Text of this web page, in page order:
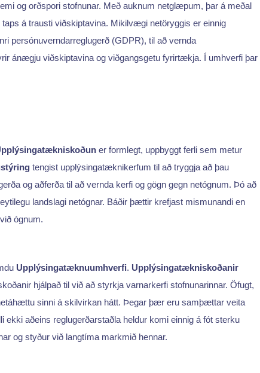
og orðspori stofnunar. Með auknum netglæpum, þar á meðal
á trausti viðskiptavina. Mikilvægi netöryggis er einnig
persónuverndarreglugerð (GDPR), til að vernda
ánægju viðskiptavina og viðgangsgetu fyrirtækja. Í umhverfi þar
er formlegt, uppbyggt ferli sem metur
tengist upplýsingatæknikerfum til að tryggja að þau
og aðferða til að vernda kerfi og gögn gegn netógnum. Þó að
landslagi netógnar. Báðir þættir krefjast mismunandi en
ógnum.
Upplýsingatæknuumhverfi. Upplýsingatækniskoðanir
hjálpað til við að styrkja varnarkerfi stofnunarinnar. Öfugt,
sinni á skilvirkan hátt. Þegar þær eru samþættar veita
aðeins reglugerðarstaðla heldur komi einnig á fót sterku
og styður við langtíma markmið hennar.